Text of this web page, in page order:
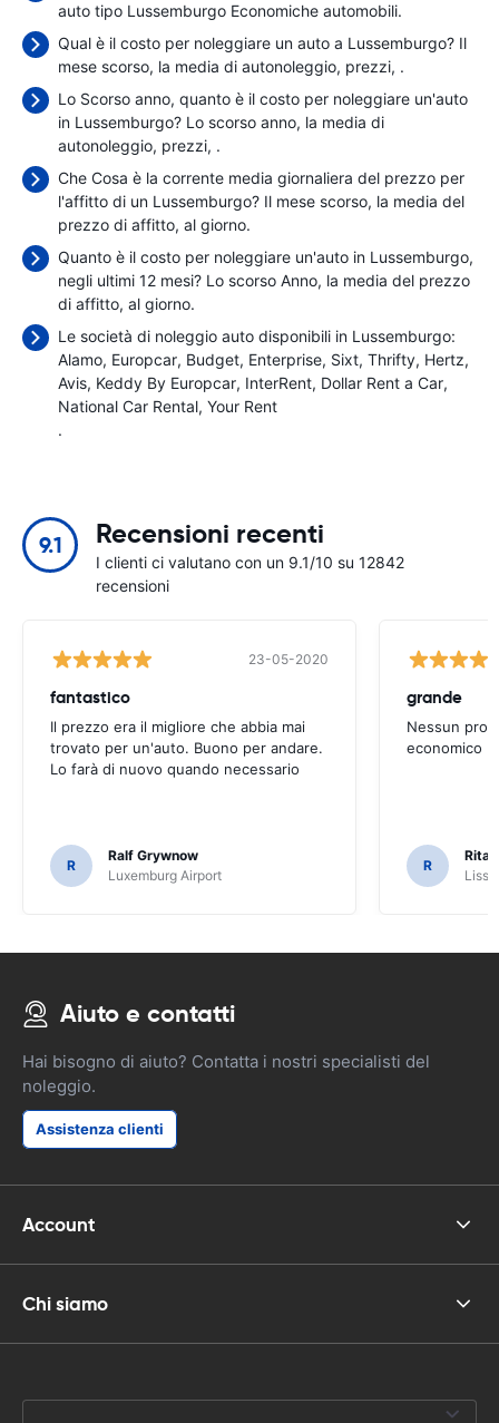
auto tipo Lussemburgo Economiche automobili.
Qual è il costo per noleggiare un auto a Lussemburgo? Il
mese scorso, la media di autonoleggio, prezzi, .
Lo Scorso anno, quanto è il costo per noleggiare un'auto
in Lussemburgo? Lo scorso anno, la media di
autonoleggio, prezzi, .
Che Cosa è la corrente media giornaliera del prezzo per
l'affitto di un Lussemburgo? Il mese scorso, la media del
prezzo di affitto, al giorno.
Quanto è il costo per noleggiare un'auto in Lussemburgo,
negli ultimi 12 mesi? Lo scorso Anno, la media del prezzo
di affitto, al giorno.
Le società di noleggio auto disponibili in Lussemburgo:
Alamo Europcar Budget Enterprise Sixt Thrifty Hertz
Avis Keddy By Europcar InterRent Dollar Rent a Car
National Car Rental Your Rent
.
9.1 Recensioni recenti
I clienti ci valutano con un 9.1/10 su 12842
recensioni
23-05-2020
fantastico
Il prezzo era il migliore che abbia mai
trovato per un'auto. Buono per andare.
Lo farà di nuovo quando necessario
R
Ralf Grywnow
Luxemburg Airport
grande
Nessun
economico
R
Rita
Aiuto e contatti
Hai bisogno di aiuto? Contatta i nostri specialisti del
noleggio.
Assistenza clienti
Account
Chi siamo